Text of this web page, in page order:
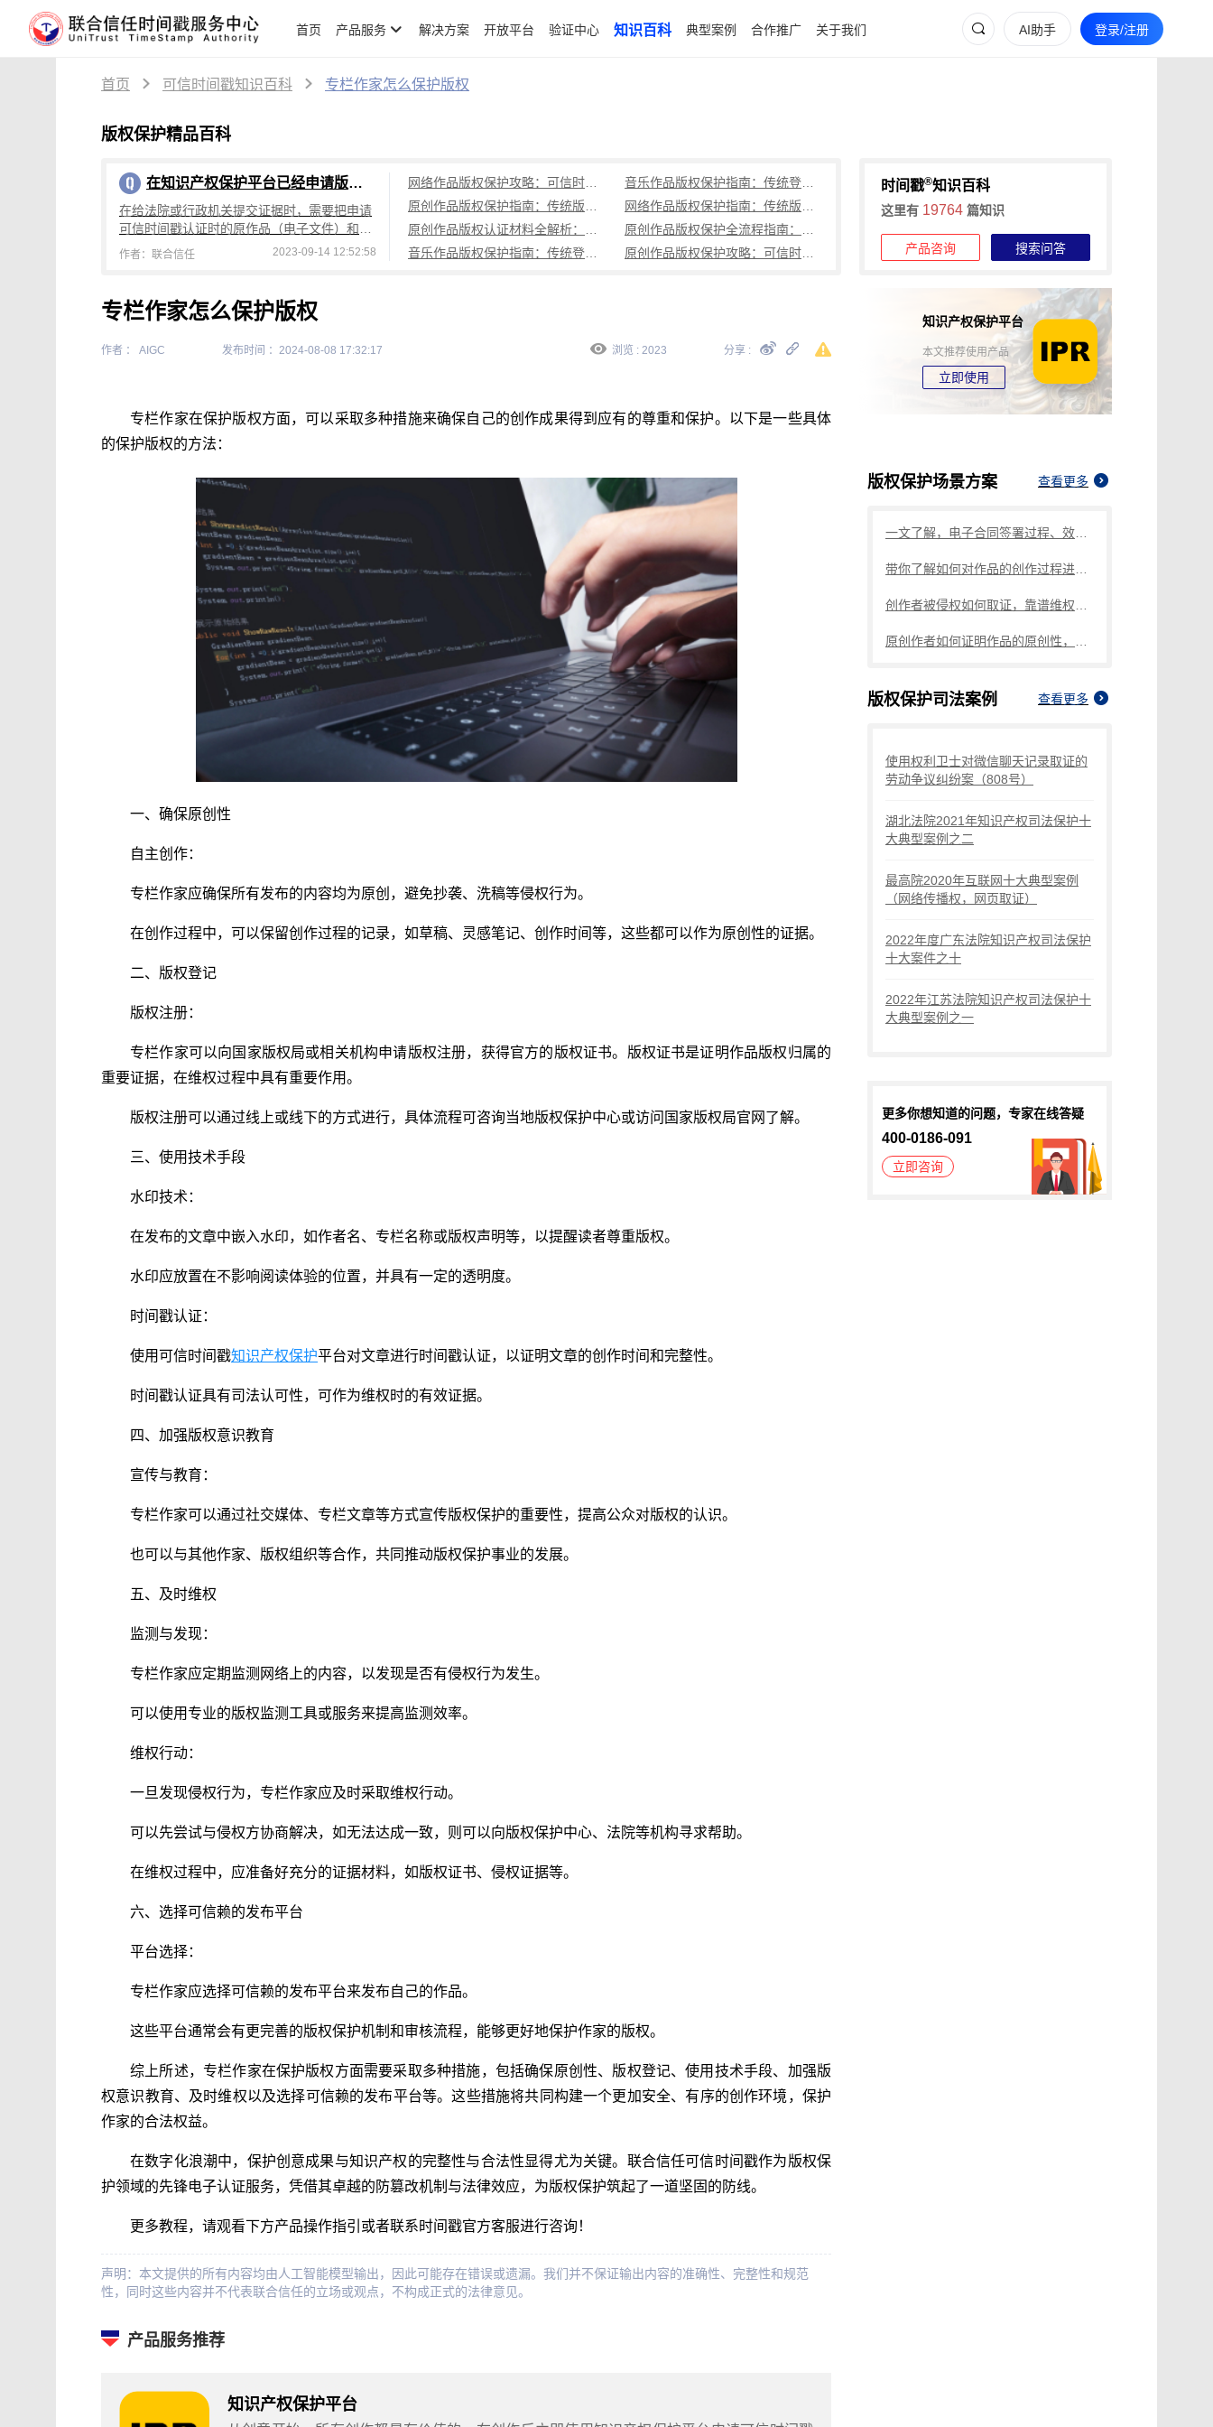
首页 产品服务 解决方案 开放平台 验证中心 知识百科 典型案例 合作推广 关于我们 AI助手 登录/注册
首页 可信时间戳知识百科 专栏作家怎么保护版权
版权保护精品百科
在知识产权保护平台已经申请版权保护的作品发现被侵权后，应该如何向法院提交证据？
在给法院或行政机关提交证据时，需要把申请
可信时间戳认证时的原作品（电子文件）和对
应的可信时间戳证书，可信时间戳认证证书保
作者：联合信任 2023-09-14 12:52:58
时间戳®知识百科
这里有 19764 篇知识
产品咨询 搜索问答
专栏作家怎么保护版权
作者 ： AIGC 发布时间 ：2024-08-08 17:32:17 浏览 : 2023 分享 :
专栏作家在保护版权方面，可以采取多种措施来确保自己的创作成果得到应有的尊重和保护。以下是一些具体
的保护版权的方法：
一、确保原创性
自主创作：
专栏作家应确保所有发布的内容均为原创，避免抄袭、洗稿等侵权行为。
在创作过程中，可以保留创作过程的记录，如草稿、灵感笔记、创作时间等，这些都可以作为原创性的证据。
二、版权登记
版权注册：
专栏作家可以向国家版权局或相关机构申请版权注册，获得官方的版权证书。版权证书是证明作品版权归属的
重要证据，在维权过程中具有重要作用。
版权注册可以通过线上或线下的方式进行，具体流程可咨询当地版权保护中心或访问国家版权局官网了解。
三、使用技术手段
水印技术：
在发布的文章中嵌入水印，如作者名、专栏名称或版权声明等，以提醒读者尊重版权。
水印应放置在不影响阅读体验的位置，并具有一定的透明度。
时间戳认证：
使用可信时间戳知识产权保护平台对文章进行时间戳认证，以证明文章的创作时间和完整性。
时间戳认证具有司法认可性，可作为维权时的有效证据。
四、加强版权意识教育
宣传与教育：
专栏作家可以通过社交媒体、专栏文章等方式宣传版权保护的重要性，提高公众对版权的认识。
也可以与其他作家、版权组织等合作，共同推动版权保护事业的发展。
五、及时维权
监测与发现：
专栏作家应定期监测网络上的内容，以发现是否有侵权行为发生。
可以使用专业的版权监测工具或服务来提高监测效率。
维权行动：
一旦发现侵权行为，专栏作家应及时采取维权行动。
可以先尝试与侵权方协商解决，如无法达成一致，则可以向版权保护中心、法院等机构寻求帮助。
在维权过程中，应准备好充分的证据材料，如版权证书、侵权证据等。
六、选择可信赖的发布平台
平台选择：
专栏作家应选择可信赖的发布平台来发布自己的作品。
这些平台通常会有更完善的版权保护机制和审核流程，能够更好地保护作家的版权。
综上所述，专栏作家在保护版权方面需要采取多种措施，包括确保原创性、版权登记、使用技术手段、加强版
权意识教育、及时维权以及选择可信赖的发布平台等。这些措施将共同构建一个更加安全、有序的创作环境，保护
作家的合法权益。
在数字化浪潮中，保护创意成果与知识产权的完整性与合法性显得尤为关键。联合信任可信时间戳作为版权保
护领域的先锋电子认证服务，凭借其卓越的防篡改机制与法律效应，为版权保护筑起了一道坚固的防线。
更多教程，请观看下方产品操作指引或者联系时间戳官方客服进行咨询！
声明：本文提供的所有内容均由人工智能模型输出，因此可能存在错误或遗漏。我们并不保证输出内容的准确性、完整性和规范
性，同时这些内容并不代表联合信任的立场或观点，不构成正式的法律意见。
产品服务推荐
知识产权保护平台
知识产权保护平台
本文推荐使用产品
立即使用
版权保护场景方案 查看更多
版权保护司法案例 查看更多
使用权利卫士对微信聊天记录取证的
劳动争议纠纷案（808号）
湖北法院2021年知识产权司法保护十
大典型案例之二
最高院2020年互联网十大典型案例
（网络传播权，网页取证）
2022年度广东法院知识产权司法保护
十大案件之十
2022年江苏法院知识产权司法保护十
大典型案例之一
更多你想知道的问题，专家在线答疑
400-0186-091
立即咨询